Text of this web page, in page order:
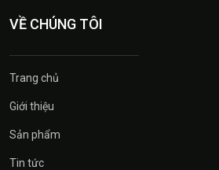
VỀ CHÚNG TÔI
Trang chủ
Giới thiệu
Sản phẩm
Tin tức